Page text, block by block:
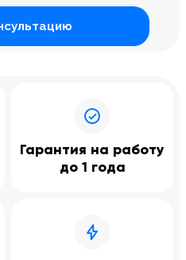
Гарантия на работу
до 1 года